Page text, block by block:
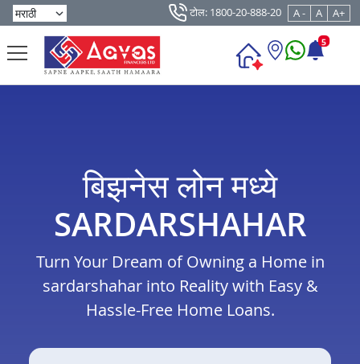
टोल: 1800-20-888-20 A - A A+
5
बिझनेस लोन मध्ये
SARDARSHAHAR
Turn Your Dream of Owning a Home in
sardarshahar into Reality with Easy &
Hassle-Free Home Loans.